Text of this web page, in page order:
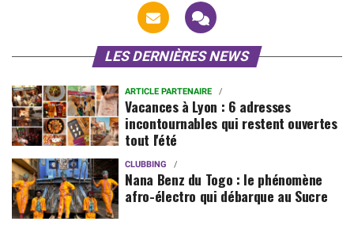
LES DERNIÈRES NEWS
ARTICLE PARTENAIRE
Vacances à Lyon : 6 adresses
incontournables qui restent ouvertes
tout l'été
CLUBBING
Nana Benz du Togo : le phénomène
afro-électro qui débarque au Sucre